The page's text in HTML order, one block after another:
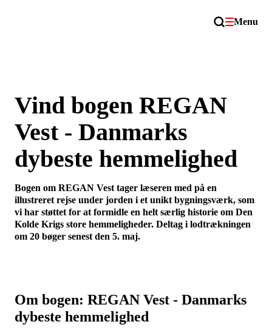
Menu
Vind bogen REGAN
Vest - Danmarks
dybeste hemmelighed
Bogen om REGAN Vest tager læseren med på en
illustreret rejse under jorden i et unikt bygningsværk, som
vi har støttet for at formidle en helt særlig historie om Den
Kolde Krigs store hemmeligheder. Deltag i lodtrækningen
om 20 bøger senest den 5. maj.
Om bogen: REGAN Vest - Danmarks
dybeste hemmelighed